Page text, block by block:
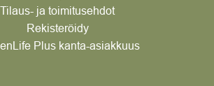
Tilaus- ja toimitusehdot
Rekisteröidy
Plus kanta-asiakkuus